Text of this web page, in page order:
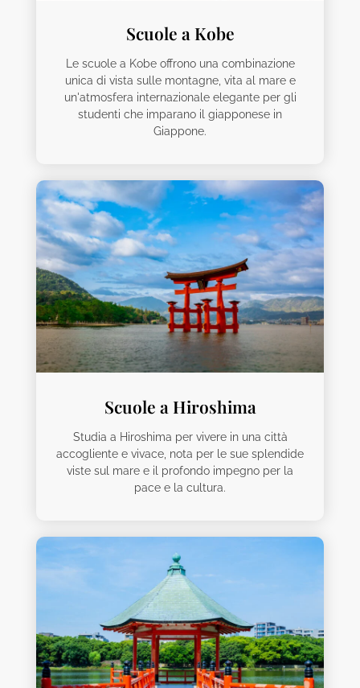
Scuole a Kobe
Le scuole a Kobe offrono una combinazione
unica di vista sulle montagne, vita al mare e
un'atmosfera internazionale elegante per gli
studenti che imparano il giapponese in
Giappone.
Scuole a Hiroshima
Studia a Hiroshima per vivere in una città
accogliente e vivace, nota per le sue splendide
viste sul mare e il profondo impegno per la
pace e la cultura.